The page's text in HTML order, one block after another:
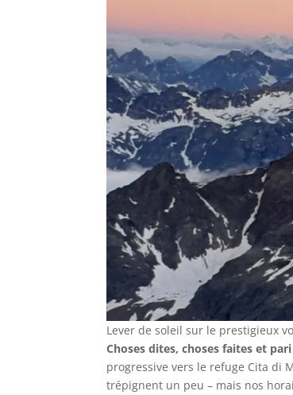
Lever de soleil sur le prestigieux
Choses dites, choses faites et
progressive vers le refuge Cita di
trépignent un peu – mais nos